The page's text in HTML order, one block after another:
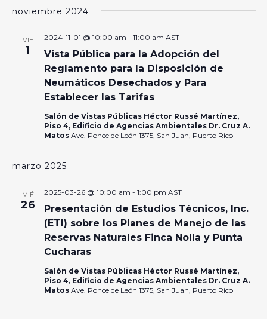
noviembre 2024
VIE
1
Vista Pública para la Adopción del
Reglamento para la Disposición de
Neumáticos Desechados y Para
Establecer las Tarifas
2024-11-01 @ 10:00 am - 11:00 am AST
Salón de Vistas Públicas Héctor Russé Martínez,
Piso 4, Edificio de Agencias Ambientales Dr. Cruz A.
Matos Ave. Ponce de León 1375, San Juan, Puerto Rico
marzo 2025
MIÉ
26
Presentación de Estudios Técnicos, Inc.
(ETI) sobre los Planes de Manejo de las
Reservas Naturales Finca Nolla y Punta
Cucharas
2025-03-26 @ 10:00 am - 1:00 pm AST
Salón de Vistas Públicas Héctor Russé Martínez,
Piso 4, Edificio de Agencias Ambientales Dr. Cruz A.
Matos Ave. Ponce de León 1375, San Juan, Puerto Rico